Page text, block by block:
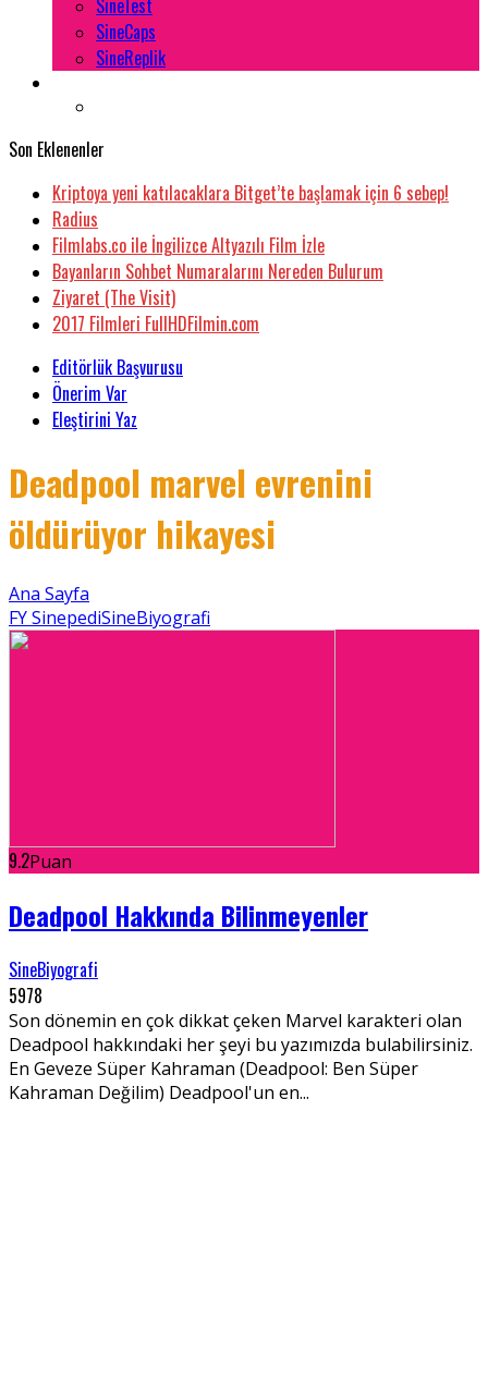
SineTest
SineCaps
SineReplik
Son Eklenenler
Kriptoya yeni katılacaklara Bitget’te başlamak için 6 sebep!
Radius
Filmlabs.co ile İngilizce Altyazılı Film İzle
Bayanların Sohbet Numaralarını Nereden Bulurum
Ziyaret (The Visit)
2017 Filmleri FullHDFilmin.com
Editörlük Başvurusu
Önerim Var
Eleştirini Yaz
Deadpool marvel evrenini
öldürüyor hikayesi
Ana Sayfa
FY SinepediSineBiyografi
9.2Puan
Deadpool Hakkında Bilinmeyenler
SineBiyografi
5978
Son dönemin en çok dikkat çeken Marvel karakteri olan
Deadpool hakkındaki her şeyi bu yazımızda bulabilirsiniz.
En Geveze Süper Kahraman (Deadpool: Ben Süper
Kahraman Değilim) Deadpool'un en...